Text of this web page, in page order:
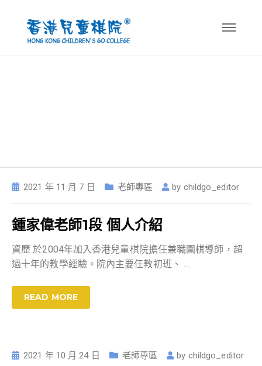
2021 年 11 月 7 日 老師專區 by childgo_editor
鍾家偉老師1段 個人介紹
資歷 於2004年加入香港兒童棋院擔任兼職圍棋導師，超
過十年的教學經驗。院內主要任教初班、 …
READ MORE
2021 年 10 月 24 日 老師專區 by childgo_editor